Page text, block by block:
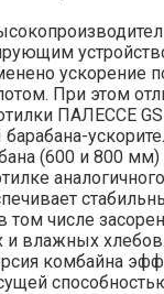
ускорение
При этом
ПАЛЕССЕ
(600 и 800
аналогичного
том числе
влажных
комбайна